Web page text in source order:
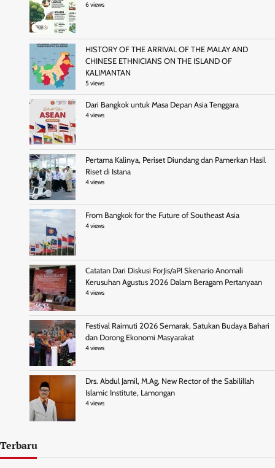
6 views
HISTORY OF THE ARRIVAL OF THE MALAY AND
CHINESE ETHNICIANS ON THE ISLAND OF
KALIMANTAN
5 views
Dari Bangkok untuk Masa Depan Asia Tenggara
4 views
Pertama Kalinya, Periset Diundang dan Pamerkan Hasil
Riset di Istana
4 views
From Bangkok for the Future of Southeast Asia
4 views
Catatan Dari Diskusi ForJis/aPI Skenario Anomali
Kerusuhan Agustus 2026 Dalam Beragam Pertanyaan
4 views
Festival Raimuti 2026 Semarak, Satukan Budaya Bahari
dan Dorong Ekonomi Masyarakat
4 views
Drs. Abdul Jamil, M.Ag, New Rector of the Sabilillah
Islamic Institute, Lamongan
4 views
Terbaru